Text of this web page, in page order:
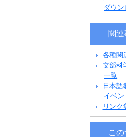
ダウン
関連
各種関
文部科
一覧
日本語
イベン
リンク
こ